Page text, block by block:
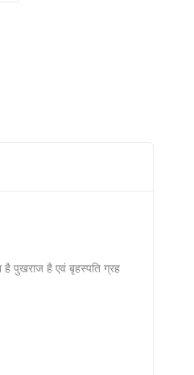
है पुखराज है एवं बृहस्‍पति ग्रह